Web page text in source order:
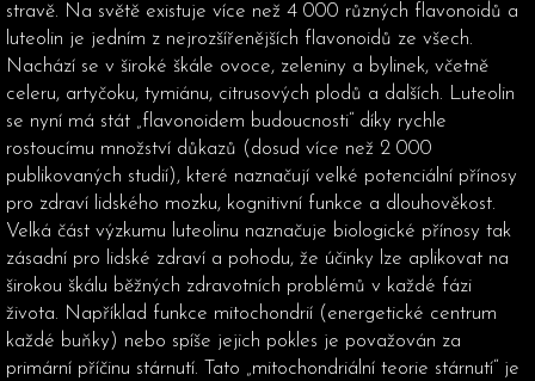
stravě. Na světě existuje více než 4 000 různých flavonoidů a
luteolin je jedním z nejrozšířenějších flavonoidů ze všech.
Nachází se v široké škále ovoce, zeleniny a bylinek, včetně
celeru, artyčoku, tymiánu, citrusových plodů a dalších. Luteolin
se nyní má stát „flavonoidem budoucnosti“ díky rychle
rostoucímu množství důkazů (dosud více než 2 000
publikovaných studií), které naznačují velké potenciální přínosy
pro zdraví lidského mozku, kognitivní funkce a dlouhověkost.
Velká část výzkumu luteolinu naznačuje biologické přínosy tak
zásadní pro lidské zdraví a pohodu, že účinky lze aplikovat na
širokou škálu běžných zdravotních problémů v každé fázi
života. Například funkce mitochondrií (energetické centrum
každé buňky) nebo spíše jejich pokles je považován za
primární příčinu stárnutí. Tato „mitochondriální teorie stárnutí“ je